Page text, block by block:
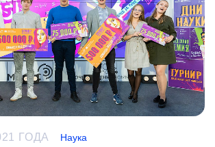
ГОДА Наука